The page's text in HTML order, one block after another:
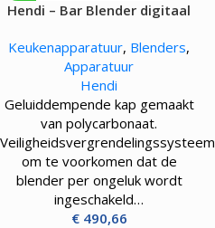
Hendi – Bar Blender digitaal
BPA-vrije kan – 1680W
Keukenapparatuur, Blenders,
Apparatuur
Hendi
Geluiddempende kap gemaakt
van polycarbonaat.
Veiligheidsvergrendelingssysteem
om te voorkomen dat de
blender per ongeluk wordt
ingeschakeld…
€490,66